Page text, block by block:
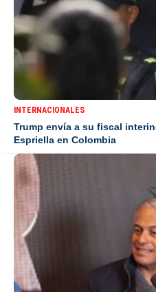
INTERNACIONALES
Trump envía a su fiscal
Espriella en Colombia